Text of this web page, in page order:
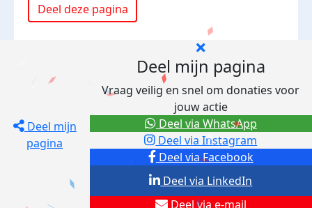
Deel deze pagina
Deel mijn
pagina
Deel mijn pagina
Vraag veilig en snel om donaties voor
jouw actie
Deel via Facebook
Deel via Instagram
Deel via e-mail
Deel via LinkedIn
Deel via WhatsApp